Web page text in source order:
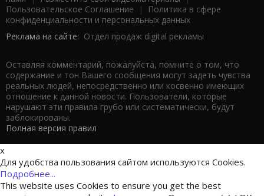
Пользовательское Соглашение |
Политика в сфере
конфиденциальности и персональных данных
Реклама на сайте: Отдел продаж digital рекламы
Оставляя комментарий, пожалуйста, помните о том, что
содержание и тон Вашего сообщения могут задеть чувства
реальных людей, непосредственно или косвенно имеющих
отношение к данной новости. Пользователи, которые
нарушают эти правила грубо или систематически, будут
заблокированы.
Полная версия правил
x
Для удобства пользования сайтом используются Cookies.
Подробнее...
This website uses Cookies to ensure you get the best